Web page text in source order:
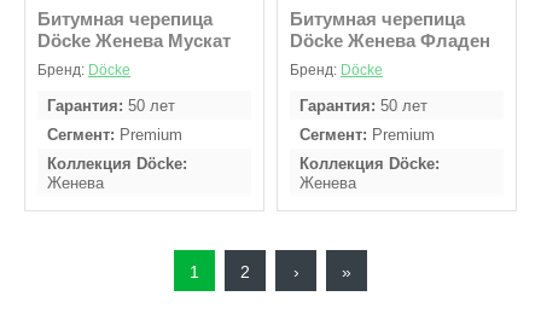
Битумная черепица
Döcke Женева Мускат
Бренд: Döcke
Гарантия 50 лет
Сегмент
Premium
Коллекция Döcke
Женева
В упаковке м2 3
Битумная черепица
Döcke Женева Фладен
Бренд: Döcke
Гарантия 50 лет
Сегмент
Premium
Коллекция Döcke
Женева
В упаковке м2 3,1
Текущая
1 Page
2
Следующая
›
Последняя
»